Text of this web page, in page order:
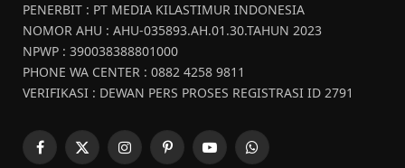
PENERBIT : PT MEDIA KILASTIMUR INDONESIA
NOMOR AHU : AHU-035893.AH.01.30.TAHUN 2023
NPWP : 390038388801000
PHONE WA CENTER : 0882 4258 9811
VERIFIKASI : DEWAN PERS PROSES REGISTRASI ID 2791
Facebook
X
InstagramPinterestYouTubeWhatsApp